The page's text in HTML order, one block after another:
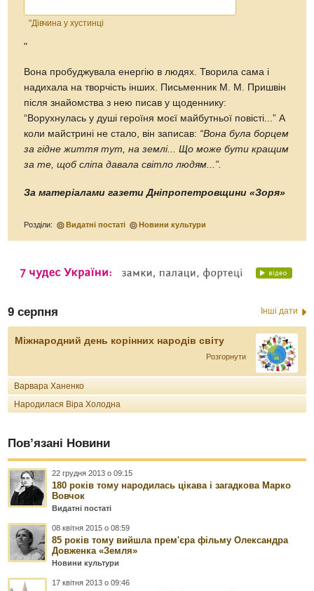
"Дівчина у хустинці
"
Вона пробуджувала енергію в людях. Творила сама і
надихала на творчість інших. Письменник М. М. Пришвін
після знайомства з нею писав у щоденнику:
“Ворухнулась у душі героїня моєї майбутньої повісті...” А
коли майстрині не стало, він записав: “Вона була борцем
за гідне життя тут, на землі... Що може бути кращим
за те, щоб сліпа давала світло людям...”.
За матеріалами газети Дніпропетровщини «Зоря»
Розділи: Видатні постаті Новини культури
9 серпня Інші дати
Міжнародний день корінних народів світу
Розгорнути
Варвара Ханенко
Народилася Віра Холодна
Пов’язані Новини
22 грудня 2013 о 09:15
180 років тому народилась цікава і загадкова Марко
Вовчок
Видатні постаті
08 квітня 2015 о 08:59
85 років тому вийшла прем'єра фільму Олександра
Довженка «Земля»
Новини культури
17 квітня 2013 о 09:46